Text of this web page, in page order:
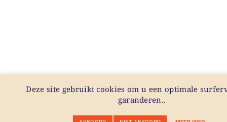
Deze site gebruikt cookies om u een optimale
garanderen..